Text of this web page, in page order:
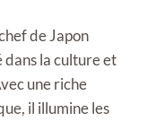
de Japon
dans la culture et
une riche
il illumine les